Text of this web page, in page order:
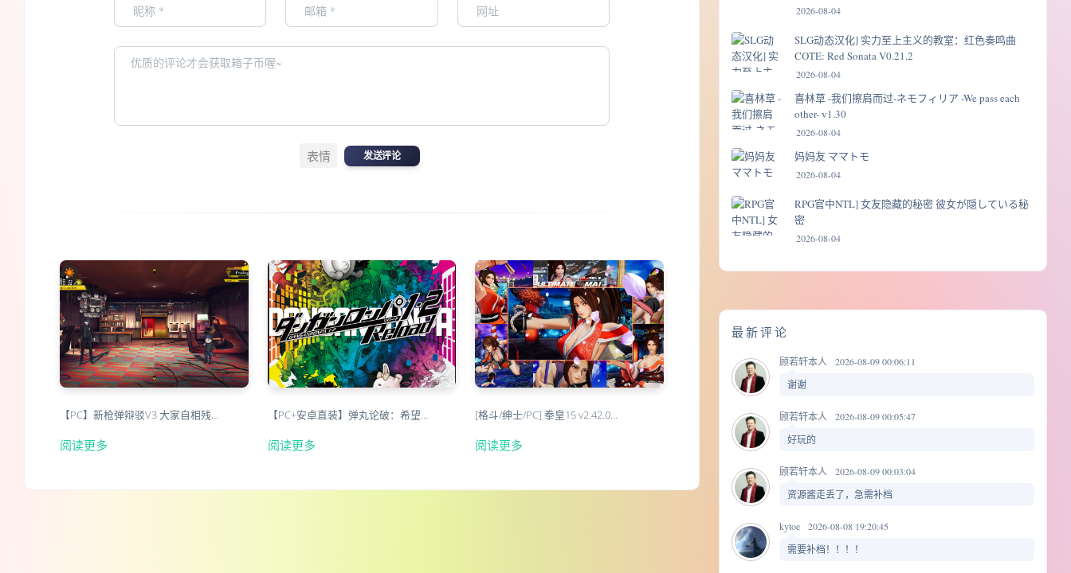
表情 发送评论
【PC】新枪弹辩驳V3 大家自相残…
阅读更多
【PC+安卓直装】弹丸论破：希望…
阅读更多
[格斗/绅士/PC] 拳皇15 v2.42.0…
阅读更多
2026-08-04
SLG动态汉化] 实力至上主义的教室：红色奏鸣曲
COTE: Red Sonata V0.21.2
2026-08-04
喜林草 -我们擦肩而过-ネモフィリア -We pass each
other- v1.30
2026-08-04
妈妈友 ママトモ
2026-08-04
RPG官中NTL] 女友隐藏的秘密 彼女が隠している秘
密
2026-08-04
最新评论
顾若轩本人
2026-08-09 00:06:11
谢谢
顾若轩本人
2026-08-09 00:05:47
好玩的
顾若轩本人
2026-08-09 00:03:04
资源酱走丢了，急需补档
kytoe
2026-08-08 19:20:45
需要补档！！！！